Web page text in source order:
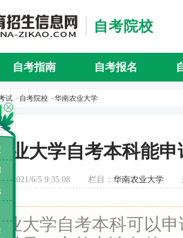
自考院校
自考指南 自考报名
试 > 自考院校 > 华南农业大学
业大学自考本科能
2021/6/5 9:35:08 栏目： 华南农业大学
业大学自考本科可以